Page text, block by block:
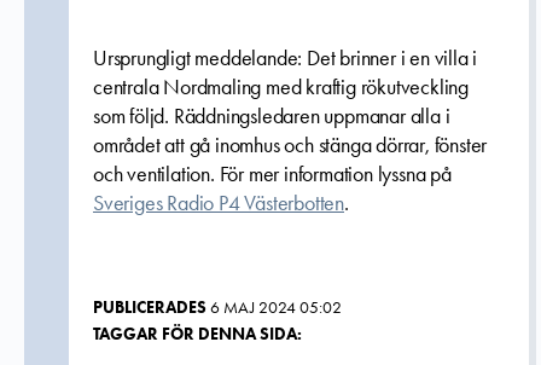
Ursprungligt meddelande: Det brinner i en villa i
centrala Nordmaling med kraftig rökutveckling
som följd. Räddningsledaren uppmanar alla i
området att gå inomhus och stänga dörrar, fönster
och ventilation. För mer information lyssna på
Sveriges Radio P4 Västerbotten.
PUBLICERADES6 MAJ 2024 05:02
TAGGAR FÖR DENNA SIDA: